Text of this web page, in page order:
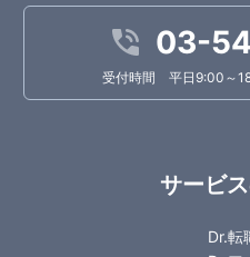
03-
受付時間 平日9:00～
サービ
Dr.転